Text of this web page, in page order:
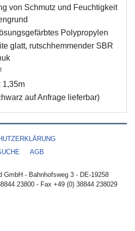
von Schmutz und Feuchtigkeit
Polypropylen
glatt, rutschhemmender SBR
1,35m
auf Anfrage lieferbar)
AGB
GmbH - Bahnhofsweg 3 - DE-19258
23800 - Fax +49 (0) 38844 238029